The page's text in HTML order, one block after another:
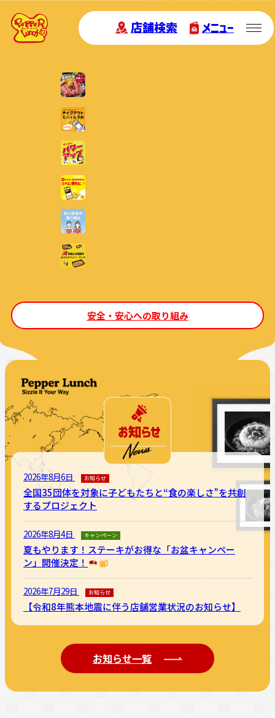
店舗検索 メニュー
安全・安心への取り組み
2026年8月6日 お知らせ
全国35団体を対象に子どもたちと“食の楽しさ”を共創
するプロジェクト
2026年8月4日 キャンペーン
夏もやります！ステーキがお得な「お盆キャンペー
ン」開催決定！
2026年7月29日 お知らせ
【令和8年熊本地震に伴う店舗営業状況のお知らせ】
お知らせ一覧